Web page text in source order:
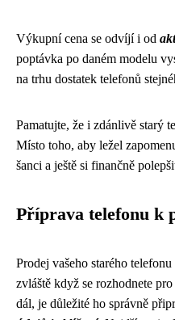
Výkupní cena se odvíjí i od
poptávka po daném modelu
na trhu dostatek telefonů
Pamatujte, že i zdánlivě starý
Místo toho, aby ležel
šanci a ještě si finančně
Příprava telefonu k
Prodej vašeho starého
zvláště když se rozhodnete
dál, je důležité ho správně